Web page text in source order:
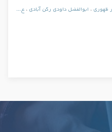
ظهوری ، ابوالفضل داودی رکن آبادی ، ع...